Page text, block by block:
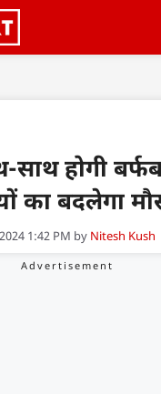
होगी
का बदलेगा
1:42 PM by Nitesh Kush